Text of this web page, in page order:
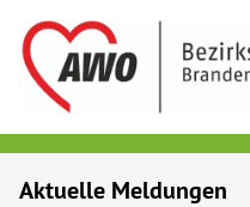
Aktuelle Meldungen